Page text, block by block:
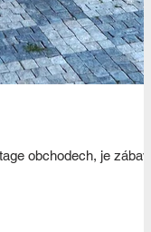
obchodech, je zábava